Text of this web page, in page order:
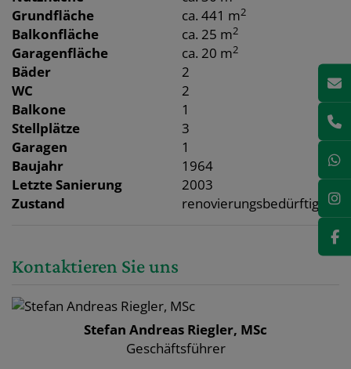
Grundfläche
ca. 441 m2
Balkonfläche ca. 25 m2
Garagenfläche ca. 20 m2
Bäder
2
WC
2
Balkone
1
Stellplätze
3
Garagen
1
Baujahr
1964
Letzte Sanierung
2003
Zustand
renovierungsbedürftig
Kontaktieren Sie uns
Stefan Andreas Riegler, MSc
Geschäftsführer